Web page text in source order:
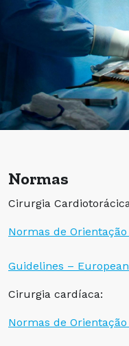
Normas
Cirurgia
Normas de Orientação
Guidelines –
Cirurgia cardíaca:
Normas de Orientação